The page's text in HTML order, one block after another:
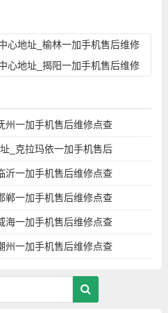
心地址_榆林一加手机售后维修
心地址_揭阳一加手机售后维修
州一加手机售后维修点查
_克拉玛依一加手机售后
沂一加手机售后维修点查
郸一加手机售后维修点查
海一加手机售后维修点查
州一加手机售后维修点查